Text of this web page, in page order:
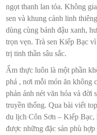
ngọt thanh lan tỏa. Không
sen và khung cảnh linh
dùng cùng bánh đậu xanh,
trọn vẹn. Trà sen Kiếp Bạc
trị tinh thần sâu sắc.
Ẩm thực luôn là một phần
phá , nơi mỗi món ăn không
phản ánh nét văn hóa và đời
truyền thống. Qua bài viết
du lịch Côn Sơn – Kiếp Bạc,
được những đặc sản phù